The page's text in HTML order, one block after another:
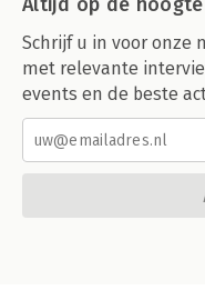
Schrijf u in voor onze
met relevante
events en de beste